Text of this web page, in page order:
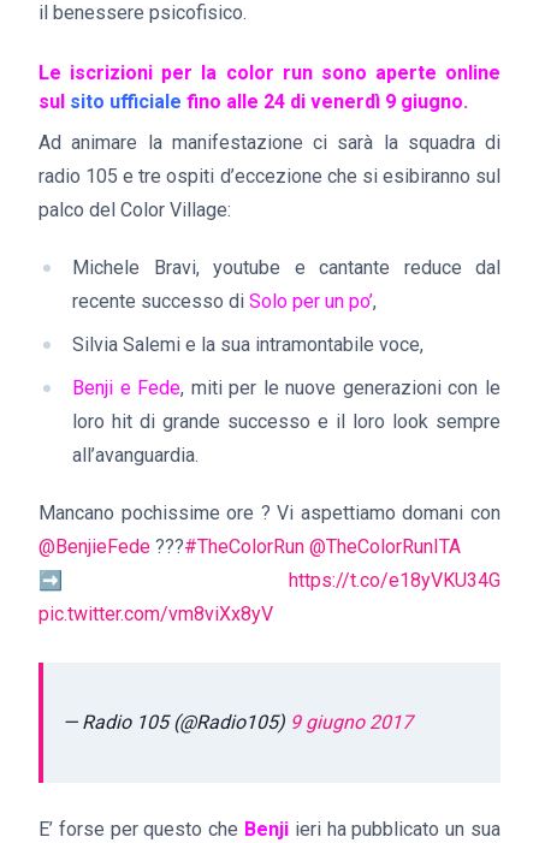
il benessere psicofisico.
Le iscrizioni per la color run sono aperte online
sul sito ufficiale fino alle 24 di venerdì 9 giugno.
Ad animare la manifestazione ci sarà la squadra di
radio 105 e tre ospiti d’eccezione che si esibiranno sul
palco del Color Village:
Michele Bravi, youtube e cantante reduce dal
recente successo di Solo per un po’,
Silvia Salemi e la sua intramontabile voce,
Benji e Fede, miti per le nuove generazioni con le
loro hit di grande successo e il loro look sempre
all’avanguardia.
Mancano pochissime ore ? Vi aspettiamo domani con
@BenjieFede ???#TheColorRun @TheColorRunITA
➡ https://t.co/e18yVKU34G
pic.twitter.com/vm8viXx8yV
— Radio 105 (@Radio105) 9 giugno 2017
E’ forse per questo che Benji ieri ha pubblicato un sua